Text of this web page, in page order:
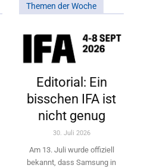
Themen der Woche
Editorial: Ein
bisschen IFA ist
nicht genug
30. Juli 2026
Am 13. Juli wurde offiziell
bekannt, dass Samsung in